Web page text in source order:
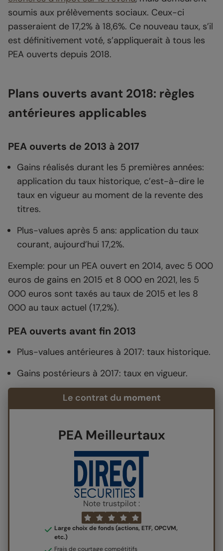
soumis aux prélèvements sociaux. Ceux-ci
passeraient de 17,2% à 18,6%. Ce nouveau taux, s’il
est définitivement voté, s’appliquerait à tous les
PEA ouverts depuis 2018.
Plans ouverts avant 2018: règles
antérieures applicables
PEA ouverts de 2013 à 2017
Gains réalisés durant les 5 premières années:
application du taux historique, c’est-à-dire le
taux en vigueur au moment de la revente des
titres.
Plus-values après 5 ans: application du taux
courant, aujourd’hui 17,2%.
Exemple: pour un PEA ouvert en 2014, avec 5 000
euros de gains en 2015 et 8 000 en 2021, les 5
000 euros sont taxés au taux de 2015 et les 8
000 au taux actuel (17,2%).
PEA ouverts avant fin 2013
Plus-values antérieures à 2017: taux historique.
Gains postérieurs à 2017: taux en vigueur.
Le contrat du moment
PEA Meilleurtaux
Note trustpilot :
Large choix de fonds (actions, ETF, OPCVM,
etc.)
Frais de courtage compétitifs